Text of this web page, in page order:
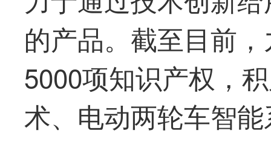
的产品。截至目前，
5000项知识产权，
术、电动两轮车智